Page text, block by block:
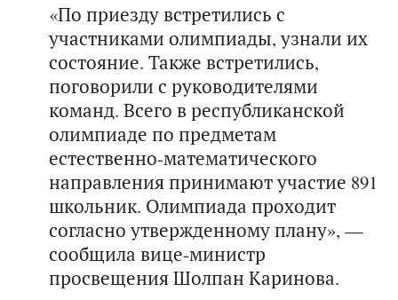
«По приезду встретились с
участниками олимпиады, узнали их
состояние. Также встретились,
поговорили с руководителями
команд. Всего в республиканской
олимпиаде по предметам
естественно-математического
направления принимают участие 891
школьник. Олимпиада проходит
согласно утвержденному плану», —
сообщила вице-министр
просвещения Шолпан Каринова.